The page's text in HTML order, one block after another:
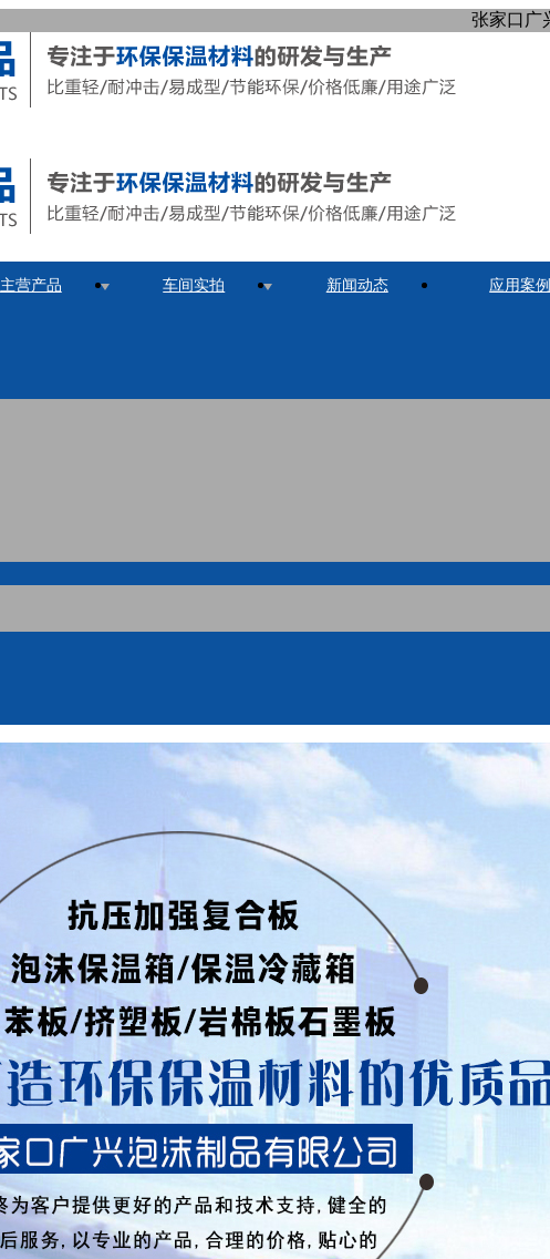
张家口广
主营产品 车间实拍 新闻动态 应用案例